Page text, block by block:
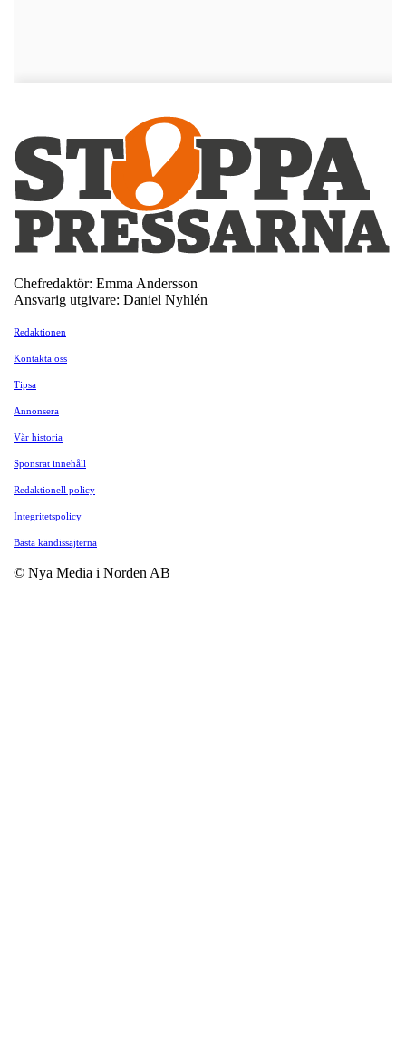
Chefredaktör: Emma Andersson
Ansvarig utgivare: Daniel Nyhlén
Redaktionen
Kontakta oss
Tipsa
Annonsera
Vår historia
Sponsrat innehåll
Redaktionell policy
Integritetspolicy
Bästa kändissajterna
© Nya Media i Norden AB